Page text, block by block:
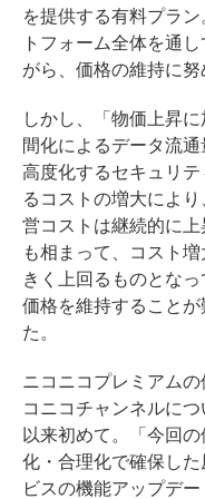
を提供する有料プラ
トフォーム全体を通
がら、価格の維持に努
しかし、「物価上昇
間化によるデータ流通
高度化するセキュリ
るコストの増大によ
営コストは継続的に
も相まって、コスト
きく上回るものとな
価格を維持すること
た。
ニコニコプレミアム
コニコチャンネルに
以来初めて。「今回
化・合理化で確保し
ビスの機能アップデ